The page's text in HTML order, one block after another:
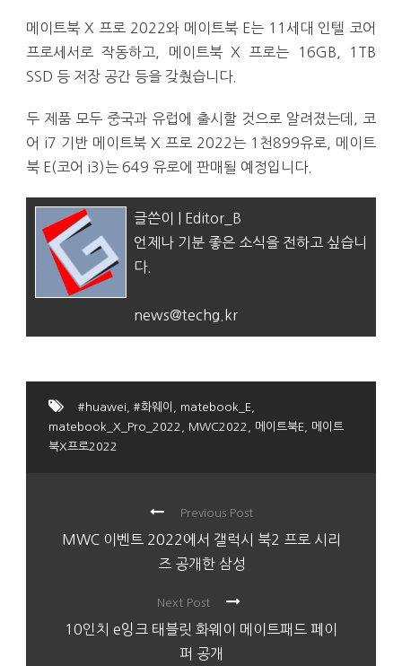
메이트북 X 프로 2022와 메이트북 E는 11세대 인텔 코어
프로세서로 작동하고, 메이트북 X 프로는 16GB, 1TB
SSD 등 저장 공간 등을 갖췄습니다.
두 제품 모두 중국과 유럽에 출시할 것으로 알려졌는데, 코
어 i7 기반 메이트북 X 프로 2022는 1천899유로, 메이트
북 E(코어 i3)는 649 유로에 판매될 예정입니다.
글쓴이 | Editor_B
언제나 기분 좋은 소식을 전하고 싶습니
다.
news@techg.kr
#huawei #화웨이 matebook_E
matebook_X_Pro_2022
MWC2022 메이트북E
메이트
북X프로2022
Previous Post
MWC 이벤트 2022에서 갤럭시 북2 프로 시리
즈 공개한 삼성
Next Post
10인치 e잉크 태블릿 화웨이 메이트패드 페이
퍼 공개